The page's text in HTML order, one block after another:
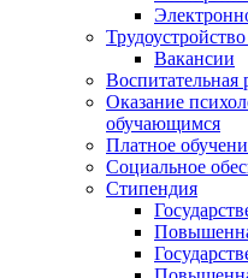
Вакансии
Воспитательная
Оказание
обучающимся
Платное
Социальное
Стипендия